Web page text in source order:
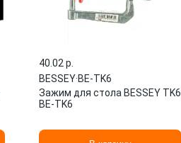
40.02 p.
BESSEY·BE-TK6
Зажим для стола BESSEY TK6
BE-TK6